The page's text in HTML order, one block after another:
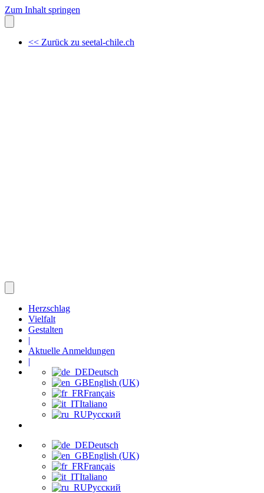
Zum Inhalt springen
<< Zurück zu seetal-chile.ch
Herzschlag
Vielfalt
Gestalten
|
Aktuelle Anmeldungen
|
Deutsch
English (UK)
Français
Italiano
Русский
Deutsch
English (UK)
Français
Italiano
Русский